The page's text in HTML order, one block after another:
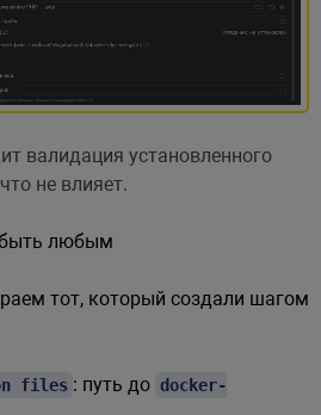
валидация установленного
не влияет.
любым
тот, который создали шагом
files : путь до docker-